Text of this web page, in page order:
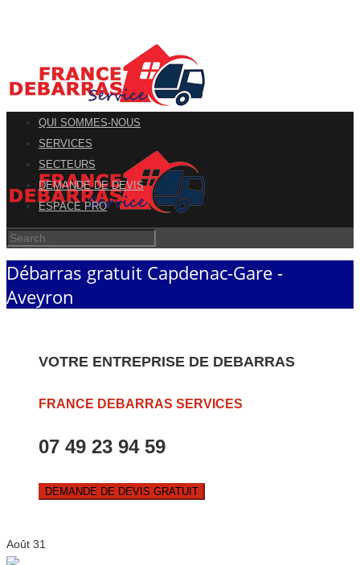
QUI SOMMES-NOUS
SERVICES
SECTEURS
DEMANDE DE DEVIS
ESPACE PRO
Débarras gratuit Capdenac-Gare -
Aveyron
VOTRE ENTREPRISE DE DEBARRAS
FRANCE DEBARRAS SERVICES
07 49 23 94 59
DEMANDE DE DEVIS GRATUIT
Août 31